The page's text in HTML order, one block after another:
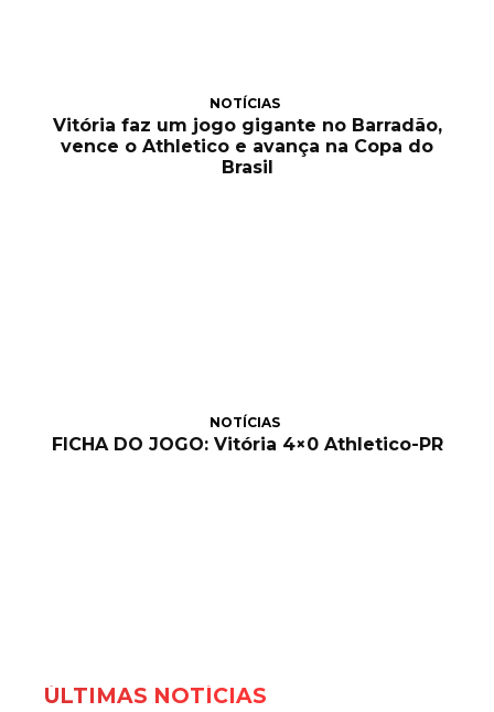
NOTÍCIAS
Vitória faz um jogo gigante no Barradão,
vence o Athletico e avança na Copa do
Brasil
NOTÍCIAS
FICHA DO JOGO: Vitória 4×0 Athletico-PR
ÚLTIMAS NOTÍCIAS